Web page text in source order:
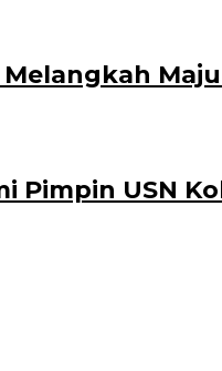
Pimpin USN